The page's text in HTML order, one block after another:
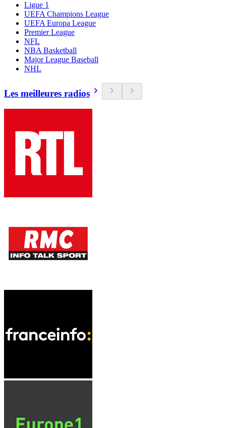
Ligue 1
UEFA Champions League
UEFA Europa League
Premier League
NFL
NBA Basketball
Major League Baseball
NHL
Les meilleures radios